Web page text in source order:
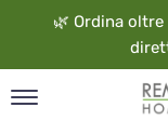
🌿 Ordina